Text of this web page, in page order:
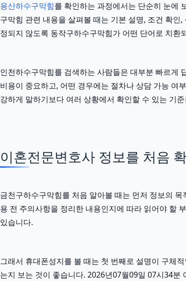
용산하수구막힘를 확인하는 과정에서는 단순히 눈에
구막힘 관련 내용을 살펴볼 때는 기본 설명, 조건 확
정되지 않도록 동작구하수구막힘가 어떤 단어로 치
인천하수구막힘를 검색하는 사람들은 대부분 빠르게
비용이 중요하고, 어떤 경우에는 절차나 상담 가능 여
강하게 말하기보다 여러 상황에서 확인할 수 있는 기
이혼전문변호사 정보를 처음
금천구하수구막힘를 처음 알아볼 때는 먼저 정보의
용 전 주의사항을 정리한 내용인지에 따라 읽어야 할
있습니다.
그래서 휴대폰성지를 볼 때는 첫 번째로 설명이 구체
는지 보는 것이 좋습니다. 2026년07월09일 07시34